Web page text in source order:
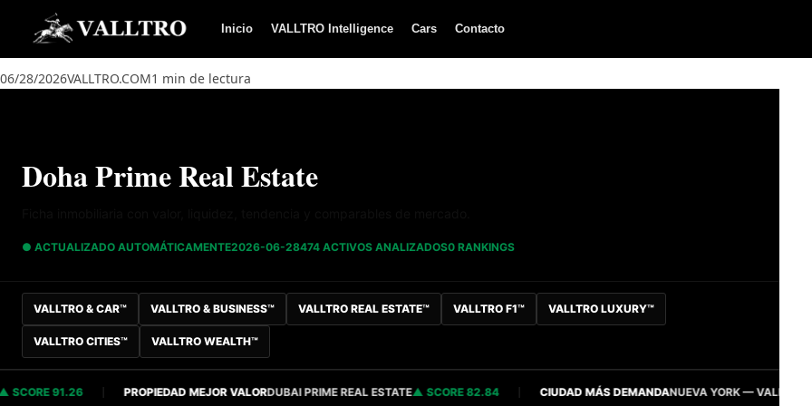
Saltar al contenido
Inicio VALLTRO Intelligence Cars Contacto
06/28/2026VALLTRO.COM1 min de lectura
Doha Prime Real Estate
● ACTUALIZADO AUTOMÁTICAMENTE2026-06-28474 ACTIVOS ANALIZADOS0 RANKINGS
VALLTRO & CAR™ VALLTRO & BUSINESS™ VALLTRO REAL ESTATE™ VALLTRO F1™ VALLTRO LUXURY™
VALLTRO CITIES™ VALLTRO WEALTH™
91.26 PROPIEDAD MEJOR VALORDUBAI PRIME REAL ESTATE SCORE 82.84 CIUDAD MÁS DEMANDANUEVA YORK — VALLTRO